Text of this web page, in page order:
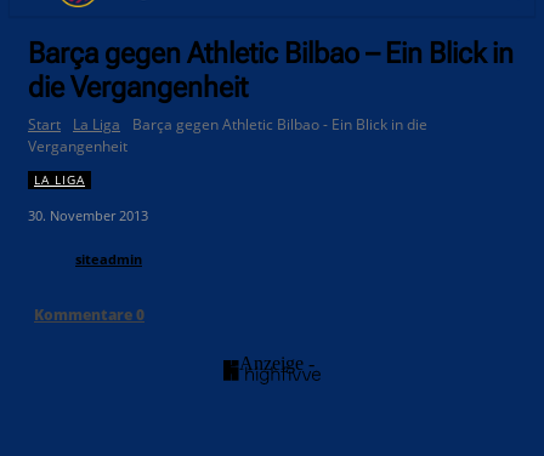
Barça gegen Athletic Bilbao – Ein Blick in
die Vergangenheit
Start La Liga
Barça gegen Athletic Bilbao - Ein Blick in die
Vergangenheit
LA LIGA
30. November 2013
siteadmin
Kommentare0
- Anzeige -